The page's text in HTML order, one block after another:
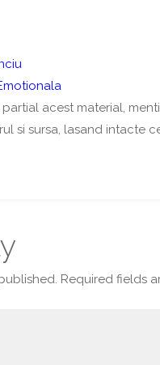
acest material,
si sursa, lasand intacte
Required fields